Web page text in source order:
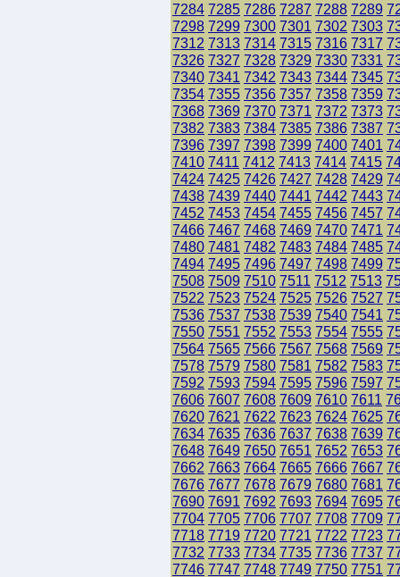
7284 7285 7286 7287 7288 7289
7298 7299 7300 7301 7302 7303
7312 7313 7314 7315 7316 7317
7326 7327 7328 7329 7330 7331
7340 7341 7342 7343 7344 7345
7354 7355 7356 7357 7358 7359
7368 7369 7370 7371 7372 7373
7382 7383 7384 7385 7386 7387
7396 7397 7398 7399 7400 7401
7410 7411 7412 7413 7414 7415
7424 7425 7426 7427 7428 7429
7438 7439 7440 7441 7442 7443
7452 7453 7454 7455 7456 7457
7466 7467 7468 7469 7470 7471
7480 7481 7482 7483 7484 7485
7494 7495 7496 7497 7498 7499
7508 7509 7510 7511 7512 7513
7522 7523 7524 7525 7526 7527
7536 7537 7538 7539 7540 7541
7550 7551 7552 7553 7554 7555
7564 7565 7566 7567 7568 7569
7578 7579 7580 7581 7582 7583
7592 7593 7594 7595 7596 7597
7606 7607 7608 7609 7610 7611
7620 7621 7622 7623 7624 7625
7634 7635 7636 7637 7638 7639
7648 7649 7650 7651 7652 7653
7662 7663 7664 7665 7666 7667
7676 7677 7678 7679 7680 7681
7690 7691 7692 7693 7694 7695
7704 7705 7706 7707 7708 7709
7718 7719 7720 7721 7722 7723
7732 7733 7734 7735 7736 7737
7746 7747 7748 7749 7750 7751